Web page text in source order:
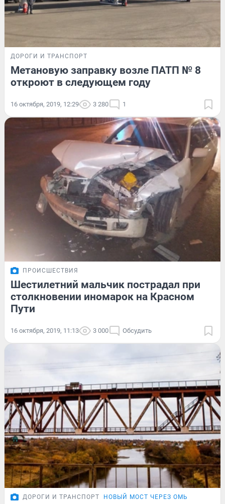
ДОРОГИ И ТРАНСПОРТ
Метановую заправку возле ПАТП № 8
откроют в следующем году
16 октября, 2019, 12:29 3 280 1
ПРОИСШЕСТВИЯ
Шестилетний мальчик пострадал при
столкновении иномарок на Красном
Пути
16 октября, 2019, 11:13 3 000 Обсудить
ДОРОГИ И ТРАНСПОРТ НОВЫЙ МОСТ ЧЕРЕЗ ОМЬ